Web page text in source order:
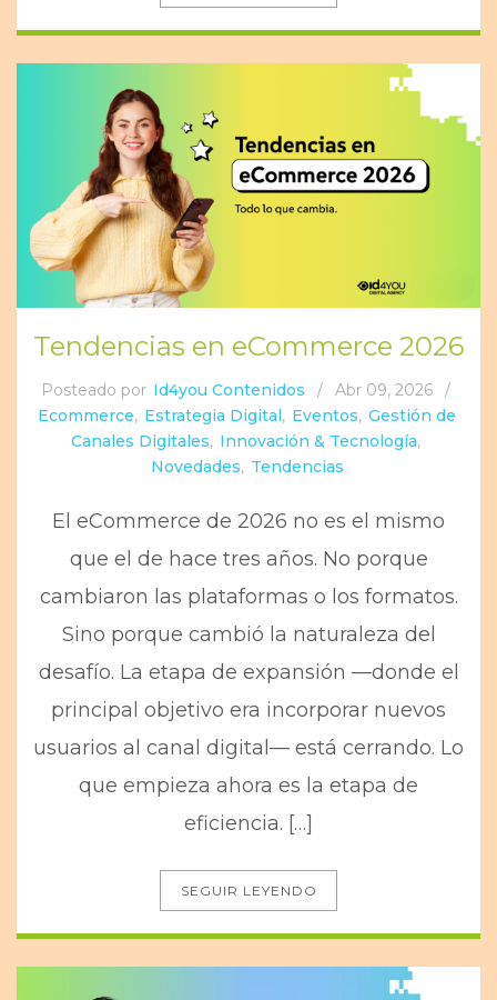
Tendencias en eCommerce 2026
Posteado por Id4you Contenidos / Abr 09, 2026
/
Ecommerce, Estrategia Digital, Eventos, Gestión de
Canales Digitales, Innovación & Tecnología,
Novedades, Tendencias
El eCommerce de 2026 no es el mismo
que el de hace tres años. No porque
cambiaron las plataformas o los formatos.
Sino porque cambió la naturaleza del
desafío. La etapa de expansión —donde el
principal objetivo era incorporar nuevos
usuarios al canal digital— está cerrando. Lo
que empieza ahora es la etapa de
eficiencia. […]
SEGUIR LEYENDO